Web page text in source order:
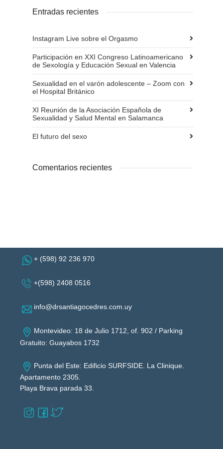
Entradas recientes
Instagram Live sobre el Orgasmo
Participación en XXI Congreso Latinoamericano
de Sexología y Educación Sexual en Valencia
Sexualidad en el varón adolescente – Zoom con
el Hospital Británico
XI Reunión de la Asociación Española de
Sexualidad y Salud Mental en Salamanca
El futuro del sexo
Comentarios recientes
+ (598) 92 236 970
+(598) 2408 0516
info@drsantiagocedres.com.uy
Montevideo: 18 de Julio 1712, of. 902 / Parking
Gratuito: Guayabos 1732
Punta del Este: Edificio SURFSIDE. La Clinique.
Apartamento 2305.
Playa Brava parada 33.